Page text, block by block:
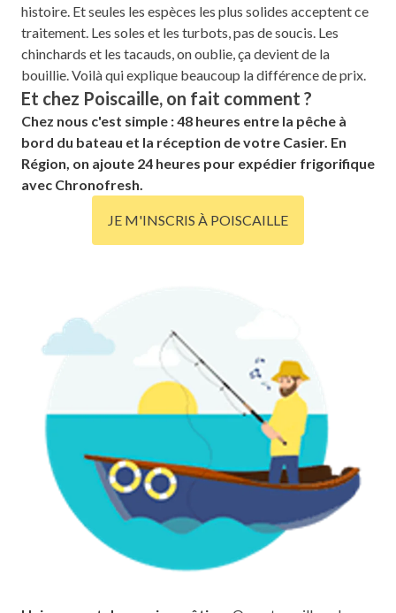
histoire. Et seules les espèces les plus solides acceptent ce
traitement. Les soles et les turbots, pas de soucis. Les
chinchards et les tacauds, on oublie, ça devient de la
bouillie. Voilà qui explique beaucoup la différence de prix.
Et chez Poiscaille, on fait comment ?
Chez nous c'est simple : 48 heures entre la pêche à
bord du bateau et la réception de votre Casier. En
Région, on ajoute 24 heures pour expédier frigorifique
avec Chronofresh.
JE M'INSCRIS À POISCAILLE